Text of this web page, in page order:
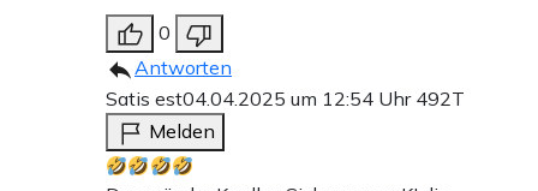
0
Antworten
Satis est04.04.2025 um 12:54 Uhr 492T
Melden